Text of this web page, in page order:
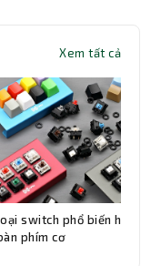
Xem tất cả
switch phổ biến hiện
phím cơ